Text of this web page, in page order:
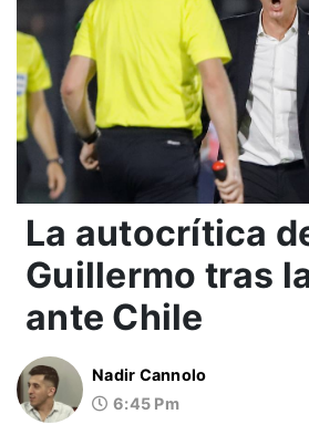
La autocrítica
Guillermo tras
ante Chile
Nadir Cannolo
6:45 Pm